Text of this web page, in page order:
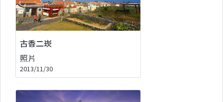
古香二崁
照片
2013/11/30